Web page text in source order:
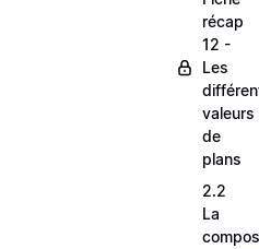
récap
12 -
Les
valeurs
de
plans
2.2
La